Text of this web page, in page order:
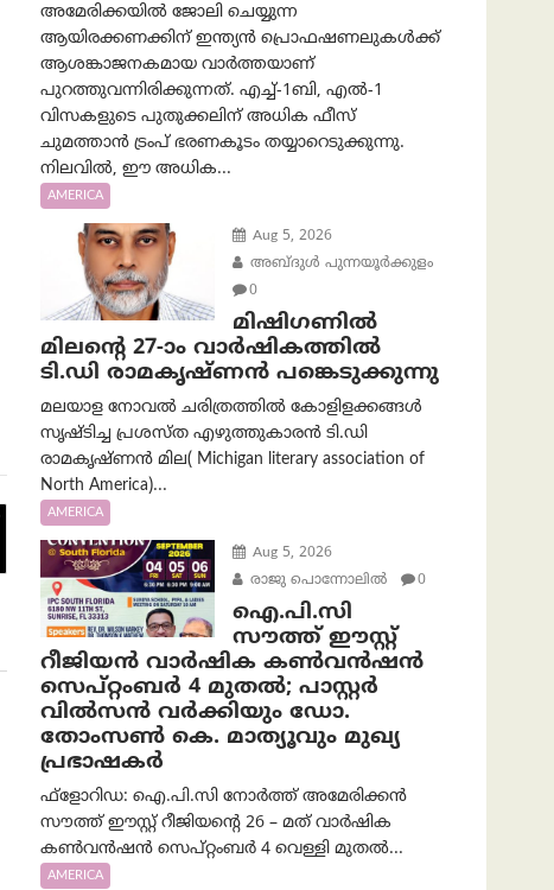
അമേരിക്കയില്‍ ജോലി ചെയ്യുന്ന
ആയിരക്കണക്കിന് ഇന്ത്യൻ പ്രൊഫഷണലുകൾക്ക്
ആശങ്കാജനകമായ വാർത്തയാണ്
പുറത്തുവന്നിരിക്കുന്നത്. എച്ച്-1ബി, എൽ-1
വിസകളുടെ പുതുക്കലിന് അധിക ഫീസ്
ചുമത്താൻ ട്രംപ് ഭരണകൂടം തയ്യാറെടുക്കുന്നു.
നിലവിൽ, ഈ അധിക...
AMERICA
Aug 5, 2026
അബ്ദുൾ പുന്നയൂർക്കുളം
0
മിഷിഗണിൽ
മിലന്റെ 27-ാം വാർഷികത്തിൽ
ടി.ഡി രാമകൃഷ്ണൻ പങ്കെടുക്കുന്നു
മലയാള നോവൽ ചരിത്രത്തിൽ കോളിളക്കങ്ങൾ
സൃഷ്ടിച്ച പ്രശസ്‌ത എഴുത്തുകാരൻ ടി.ഡി
രാമകൃഷ്ണൻ മില( Michigan literary association of
North America)...
AMERICA
Aug 5, 2026
രാജു പൊന്നോലിൽ
0
ഐ.പി.സി
സൗത്ത് ഈസ്റ്റ്
റീജിയൻ വാർഷിക കൺവൻഷൻ
സെപ്റ്റംബർ 4 മുതൽ; പാസ്റ്റർ
വിൽസൻ വർക്കിയും ഡോ.
തോംസൺ കെ. മാത്യൂവും മുഖ്യ
പ്രഭാഷകർ
ഫ്ളോറിഡ: ഐ.പി.സി നോർത്ത് അമേരിക്കൻ
സൗത്ത് ഈസ്റ്റ് റീജിയന്റെ 26 – മത് വാർഷിക
കൺവൻഷൻ സെപ്റ്റംബർ 4 വെള്ളി മുതൽ...
AMERICA